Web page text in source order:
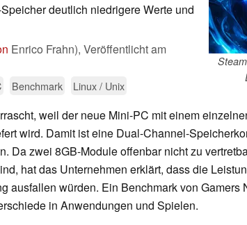
deutlich niedrigere Werte und
Enrico Frahn), Veröffentlicht am
Benchmark Linux / Unix
weil der neue Mini-PC mit einem
wird. Damit ist eine Dual-Channel-
Da zwei 8GB-Module offenbar nicht zu
hat das Unternehmen erklärt, dass die
ausfallen würden. Ein Benchmark von Gamers
in Anwendungen und Spielen.